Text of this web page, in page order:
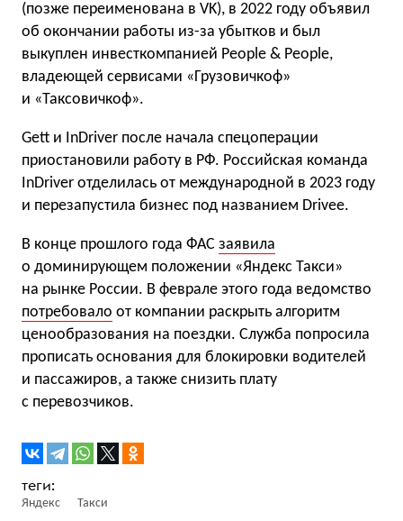
(позже переименована в VK), в 2022 году объявил
об окончании работы из-за убытков и был
выкуплен инвесткомпанией People & People,
владеющей сервисами «Грузовичкоф»
и «Таксовичкоф».
Gett и InDriver после начала спецоперации
приостановили работу в РФ. Российская команда
InDriver отделилась от международной в 2023 году
и перезапустила бизнес под названием Drivee.
В конце прошлого года ФАС заявила
о доминирующем положении «Яндекс Такси»
на рынке России. В феврале этого года ведомство
потребовало от компании раскрыть алгоритм
ценообразования на поездки. Служба попросила
прописать основания для блокировки водителей
и пассажиров, а также снизить плату
с перевозчиков.
Яндекс Такси